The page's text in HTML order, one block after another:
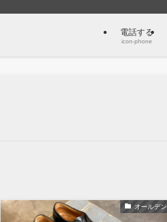
電話する
icon-phone
オールデン